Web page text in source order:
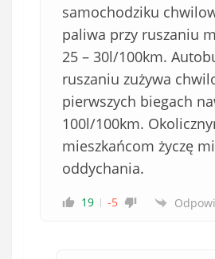
samochodziku
paliwa przy ruszaniu
25 – 30l/100km.
ruszaniu zużywa
pierwszych biegach
100l/100km.
mieszkańcom życzę
oddychania.
19 -5